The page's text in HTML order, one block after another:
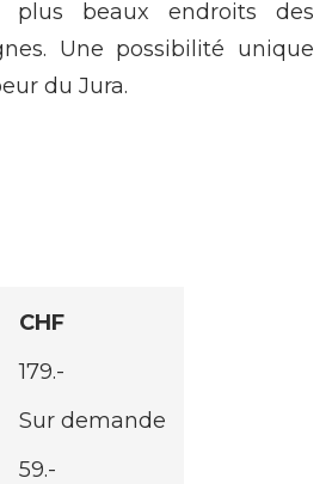
plus beaux endroits des
Une possibilité unique
du Jura.
CHF
179.-
Sur demande
59.-